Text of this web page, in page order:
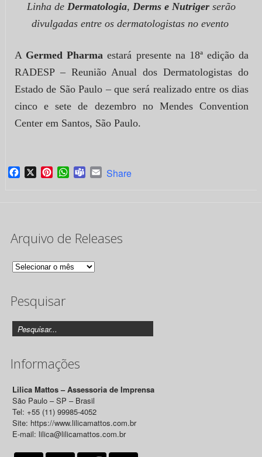
Linha de Dermatologia, Derms e Nutriger serão
divulgadas entre os dermatologistas no evento
A Germed Pharma estará presente na 18ª edição da
RADESP – Reunião Anual dos Dermatologistas do
Estado de São Paulo – que será realizado entre os dias
cinco e sete de dezembro no Mendes Convention
Center em Santos, São Paulo.
Facebook
X PinterestWhatsApp
TeamsEmail
Share
Arquivo de Releases
Arquivo
Releases
Pesquisar
Informações
Lilica Mattos – Assessoria de Imprensa
São Paulo – SP – Brasil
Tel: +55 (11) 99985-4052
Site: https://www.lilicamattos.com.br
E-mail: lilica@lilicamattos.com.br